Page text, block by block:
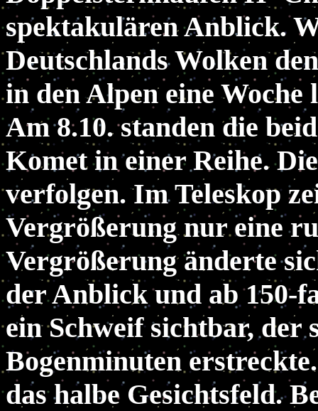
spektakulären Anblick.
Deutschlands Wolken
in den Alpen eine Woche
Am 8.10. standen die
Komet in einer Reihe.
verfolgen. Im Teleskop
Vergrößerung nur eine
Vergrößerung änderte
der Anblick und ab 150-
ein Schweif sichtbar, der
Bogenminuten
das halbe Gesichtsfeld.